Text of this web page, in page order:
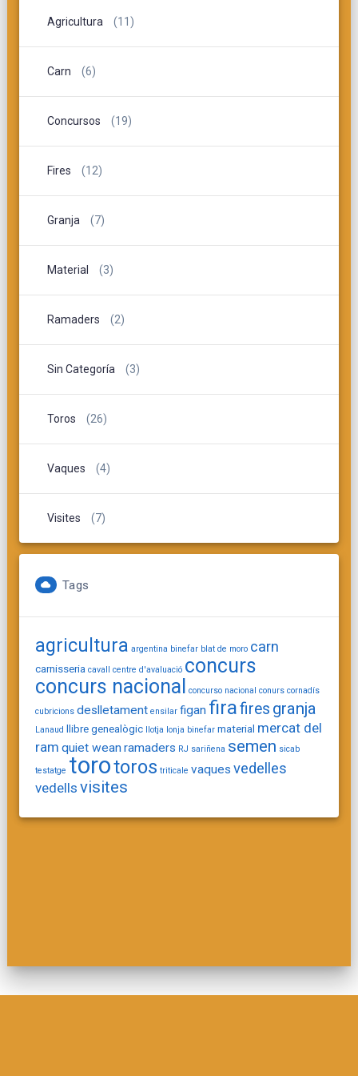
Agricultura (11)
Carn (6)
Concursos (19)
Fires (12)
Granja (7)
Material (3)
Ramaders (2)
Sin Categoría (3)
Toros (26)
Vaques (4)
Visites (7)
Tags
agricultura argentina binefar blat de moro carn
carnisseria cavall centre d'avaluació concurs
concurs nacional concurso nacional conurs cornadís
cubricions deslletament ensilar figan firafires granja
Lanaud llibre genealògic llotja lonja binefar material mercat del
ram quiet weanramaders RJ sariñena semen sicab
testatge torotoros triticale vaques vedelles
vedells visites